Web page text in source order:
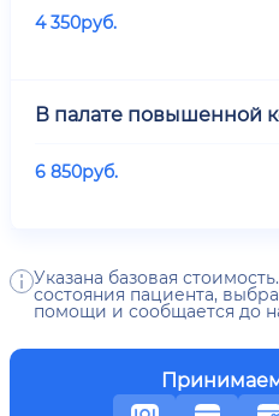
4 350руб.
В палате повышенной
6 850руб.
Указана базовая
состояния пациента,
помощи и сообщается до